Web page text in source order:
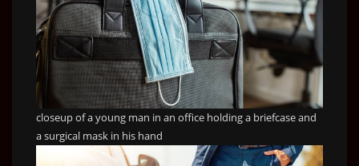
closeup of a young man in an office holding a briefcase and
a surgical mask in his hand